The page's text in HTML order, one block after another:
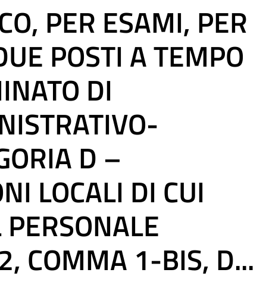
PER ESAMI, PER
POSTI A TEMPO
DI
D –
LOCALI DI CUI
COMMA 1-BIS, D...